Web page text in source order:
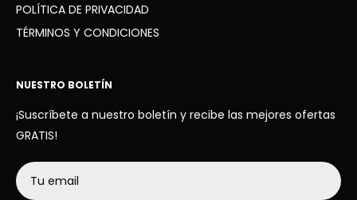
POLÍTICA DE PRIVACIDAD
TÉRMINOS Y CONDICIONES
NUESTRO BOLETÍN
¡Suscríbete a nuestro boletín y recibe las mejores ofertas
GRATIS!
Tu email